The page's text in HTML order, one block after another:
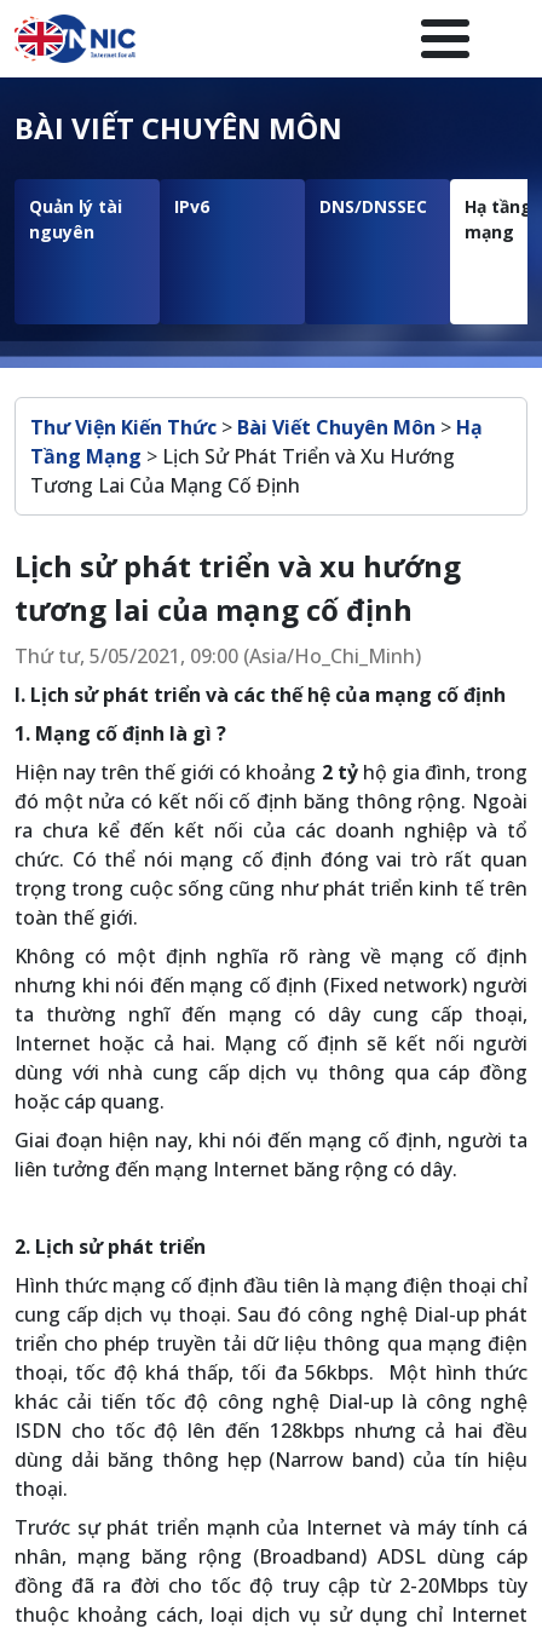
Nhảy đến nội dung
Menuheader của website
BÀI VIẾT CHUYÊN MÔN
Quản lý tài
nguyên
IPv6 DNS/DNSSEC
Hạ tầng
mạng
Breadcrumb
Thư Viện Kiến Thức > Bài Viết Chuyên Môn > Hạ
Tầng Mạng > Lịch Sử Phát Triển và Xu Hướng
Tương Lai Của Mạng Cố Định
Lịch sử phát triển và xu hướng
tương lai của mạng cố định
Thứ tư, 5/05/2021, 09:00 (Asia/Ho_Chi_Minh)
I. Lịch sử phát triển và các thế hệ của mạng cố định
1. Mạng cố định là gì ?
Hiện nay trên thế giới có khoảng 2 tỷhộ gia đình, trong
đó một nửa có kết nối cố định băng thông rộng. Ngoài
ra chưa kể đến kết nối của các doanh nghiệp và tổ
chức. Có thể nói mạng cố định đóng vai trò rất quan
trọng trong cuộc sống cũng như phát triển kinh tế trên
toàn thế giới.
Không có một định nghĩa rõ ràng về mạng cố định
nhưng khi nói đến mạng cố định (Fixed network) người
ta thường nghĩ đến mạng có dây cung cấp thoại,
Internet hoặc cả hai. Mạng cố định sẽ kết nối người
dùng với nhà cung cấp dịch vụ thông qua cáp đồng
hoặc cáp quang.
Giai đoạn hiện nay, khi nói đến mạng cố định, người ta
liên tưởng đến mạng Internet băng rộng có dây.
2. Lịch sử phát triển
Hình thức mạng cố định đầu tiên là mạng điện thoại chỉ
cung cấp dịch vụ thoại. Sau đó công nghệ Dial-up phát
triển cho phép truyền tải dữ liệu thông qua mạng điện
thoại, tốc độ khá thấp, tối đa 56kbps. Một hình thức
khác cải tiến tốc độ công nghệ Dial-up là công nghệ
ISDN cho tốc độ lên đến 128kbps nhưng cả hai đều
dùng dải băng thông hẹp (Narrow band) của tín hiệu
thoại.
Trước sự phát triển mạnh của Internet và máy tính cá
nhân, mạng băng rộng (Broadband) ADSL dùng cáp
đồng đã ra đời cho tốc độ truy cập từ 2-20Mbps tùy
thuộc khoảng cách, loại dịch vụ sử dụng chỉ Internet